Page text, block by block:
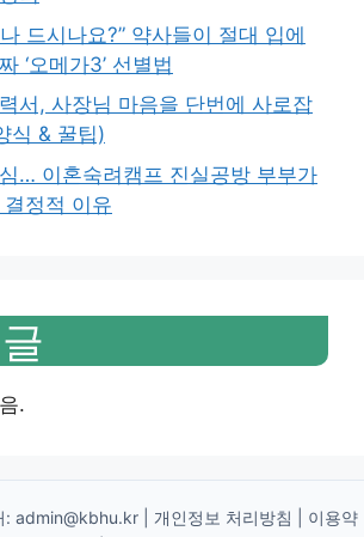
드시나요?” 약사들이 절대 입에
‘오메가3’ 선별법
서, 사장님 마음을 단번에 사로잡
식 & 꿀팁)
… 이혼숙려캠프 진실공방 부부가
정적 이유
.
: admin@kbhu.kr 개인정보 처리방침
이용약